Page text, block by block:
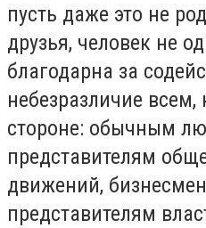
пусть даже это не
друзья, человек не
благодарна за
небезразличие всем,
стороне: обычным
представителям
движений,
представителям